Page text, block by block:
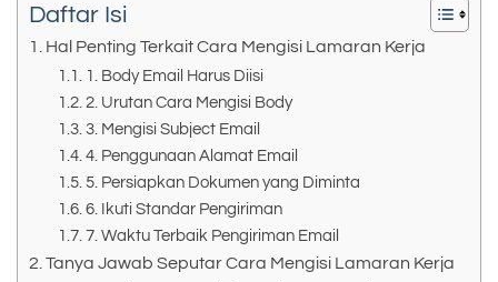
Daftar Isi
Hal Penting Terkait Cara Mengisi Lamaran Kerja
1. Body Email Harus Diisi
2. Urutan Cara Mengisi Body
3. Mengisi Subject Email
4. Penggunaan Alamat Email
5. Persiapkan Dokumen yang Diminta
6. Ikuti Standar Pengiriman
7. Waktu Terbaik Pengiriman Email
Tanya Jawab Seputar Cara Mengisi Lamaran Kerja